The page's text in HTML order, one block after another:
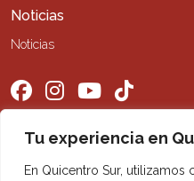
Tu experiencia en
En Quicentro Sur, utilizamos
Noticias
Noticias
©2026 Quicentro Sur. Todos los